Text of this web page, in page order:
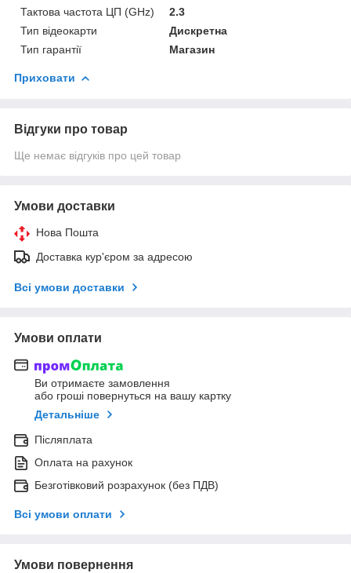
Тактова частота ЦП (GHz)
2.3
Тип відеокарти
Дискретна
Тип гарантії
Магазин
Приховати
Відгуки про товар
Ще немає відгуків про цей товар
Умови доставки
Нова Пошта
Доставка кур'єром за адресою
Всі умови доставки
Умови оплати
Ви отримаєте замовлення
або гроші повернуться на вашу картку
Детальніше
Післяплата
Оплата на рахунок
Безготівковий розрахунок (без ПДВ)
Всі умови оплати
Умови повернення